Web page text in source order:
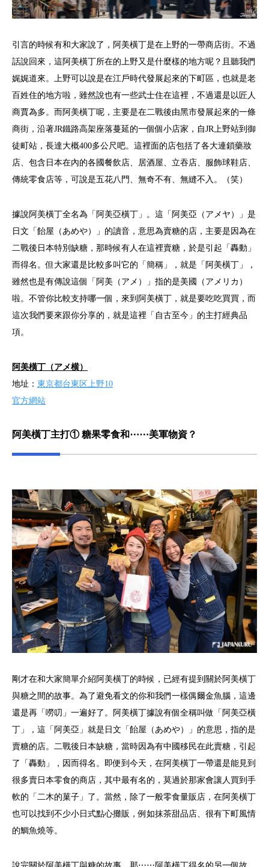
引言的時候有和大家說了，阿美橫丁是在上野的一帶商店街。不過
話說回來，這阿美橫丁所在的上野又是什麼樣的地方呢？且聽我們
娓娓道來。上野可以說是在江戶時代發展起來的下町區，也就是老
百姓住的地方啦，雖然說也有一些武士住在這裡，不過還是以匠人
商賈為多。而阿美橫丁呢，主要是在二戰後由黑市發展起來的一條
商街，沿著JR鐵路高架座落蔓延的一個個小店家，自JR上野站到御
徒町站，長達大概400多公尺吧。這裡面的店包括了各大連鎖藥妝
店、包含日本在內的各國餐飲店、居酒屋、立吞店、服飾球鞋店、
傳統零食店等，可說是五花八門、無奇不有、無縫不入。（笑）
據說阿美橫丁全名為「阿美亞橫丁」。這「阿美亞（アメヤ）」是
日文「飴屋（あめや）」的讀音，意思為賣糖的店，主要是因為在
二戰後日本特別缺糖，那時候有人在這裡賣糖，於是引起「轟動」
而得名。但大家還是比較多叫它的「簡稱」，就是「阿美橫丁」，
雖然也是有傳說這個「阿美（アメ）」指的是美國（アメリカ）
啦。不管你比較支持哪一個，來到阿美橫丁，就是要吃吃買買，而
這次我們要來跟你分享的，就是這裡「自古至今」的主打經典品
項。
阿美橫丁（アメ横）
地址： 東京都台東区上野10
官方網站
阿美橫丁主打① 糖果零食和⋯⋯美軍物資？
剛才在和大家簡單介紹阿美橫丁的時候，已經有提到關於阿美橫丁
與糖之間的故事。為了避免看文的你和我們一樣偶爾金魚腦，這邊
還是再「嘮叨」一遍好了。阿美橫丁據說有個全稱叫做「阿美亞橫
丁」，這「阿美亞」就是日文「飴屋（あめや）」的意思，指的是
賣糖的店。二戰後日本缺糖，當時因為有中國移民在此賣糖，引起
了「轟動」，因而得名。即便到今天，在阿美橫丁一帶還是能見到
很多賣日本零食的商店，其中最有名的，莫過於那家會讓人買到手
軟的「二木的菓子」了。當然，除了一般零食量販店，在阿美橫丁
也可以找到不少小日式點心攤販，例如抹茶甜品店、很有下町風情
的鯛魚燒等。